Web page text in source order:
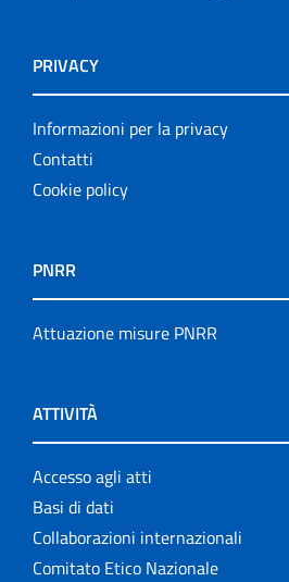
PRIVACY
Informazioni per la privacy
Contatti
Cookie policy
PNRR
Attuazione misure PNRR
ATTIVITÀ
Accesso agli atti
Basi di dati
Collaborazioni internazionali
Comitato Etico Nazionale